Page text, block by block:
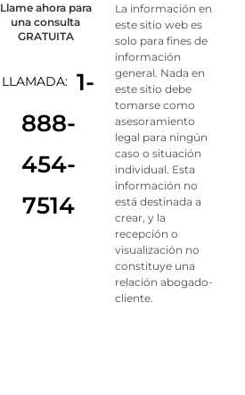
Llame ahora para
una consulta
GRATUITA
LLAMADA: 1-
888-
454-
7514
La información en
este sitio web es
solo para fines de
información
general. Nada en
este sitio debe
tomarse como
asesoramiento
legal para ningún
caso o situación
individual. Esta
información no
está destinada a
crear, y la
recepción o
visualización no
constituye una
relación abogado-
cliente.